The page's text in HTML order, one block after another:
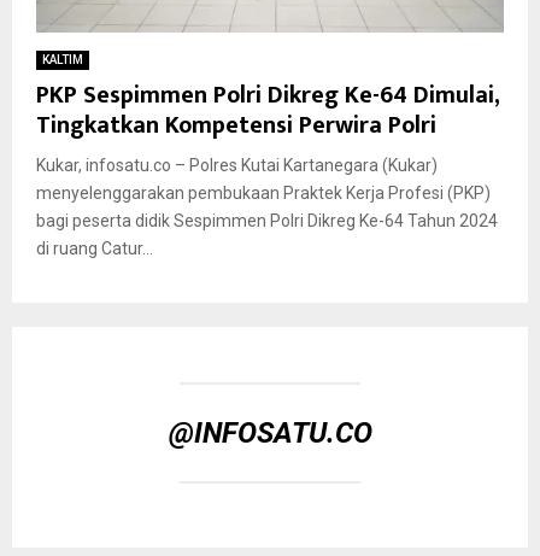
KALTIM
PKP Sespimmen Polri Dikreg Ke-64 Dimulai,
Tingkatkan Kompetensi Perwira Polri
Kukar, infosatu.co – Polres Kutai Kartanegara (Kukar)
menyelenggarakan pembukaan Praktek Kerja Profesi (PKP)
bagi peserta didik Sespimmen Polri Dikreg Ke-64 Tahun 2024
di ruang Catur...
@INFOSATU.CO